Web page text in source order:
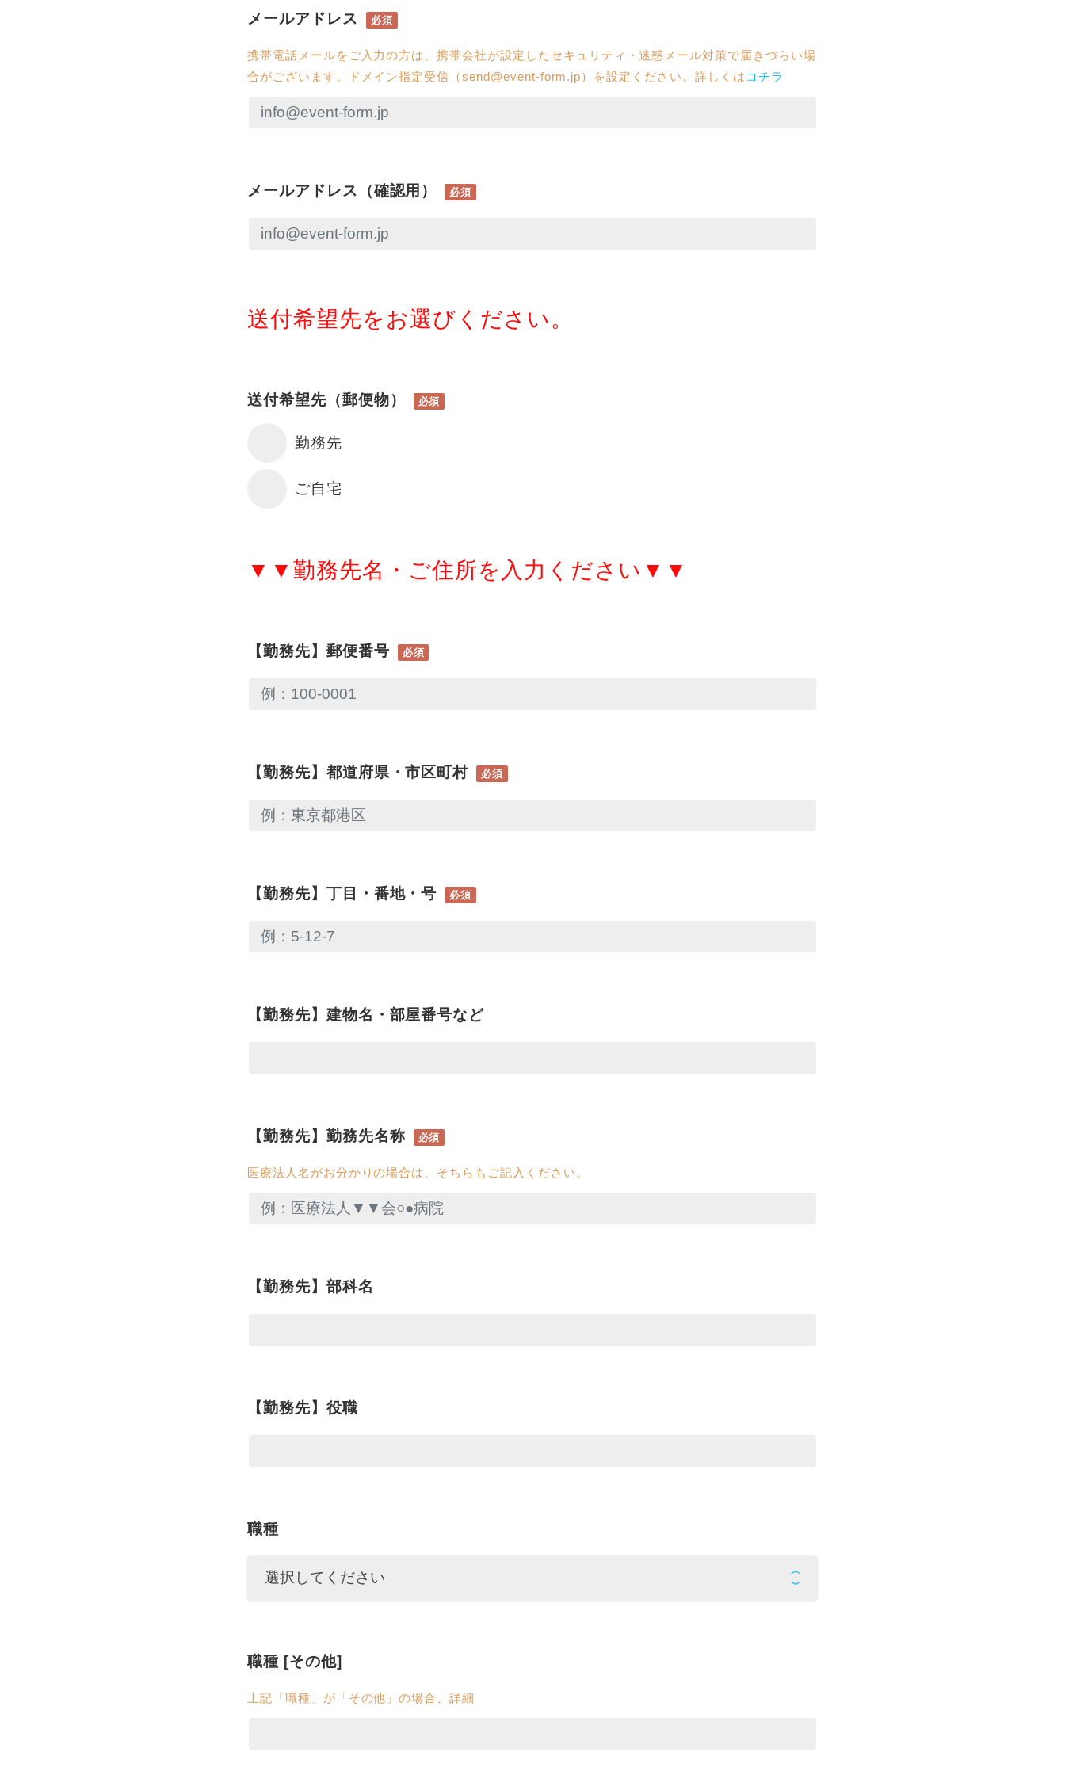
メールアドレス 必須
携帯電話メールをご入力の方は、携帯会社が設定したセキュリティ・迷惑メール対策で届きづらい場
合がございます。ドメイン指定受信（send@event-form.jp）を設定ください。詳しくは コチラ
メールアドレス（確認用） 必須
送付希望先をお選びください。
送付希望先（郵便物） 必須
勤務先
ご自宅
▼▼勤務先名・ご住所を入力ください▼▼
【勤務先】郵便番号 必須
【勤務先】都道府県・市区町村 必須
【勤務先】丁目・番地・号 必須
【勤務先】建物名・部屋番号など
【勤務先】勤務先名称 必須
医療法人名がお分かりの場合は、そちらもご記入ください。
【勤務先】部科名
【勤務先】役職
職種
職種 [その他]
上記「職種」が「その他」の場合、詳細